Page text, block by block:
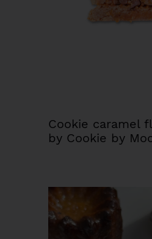
Cookie caramel
by Cookie by